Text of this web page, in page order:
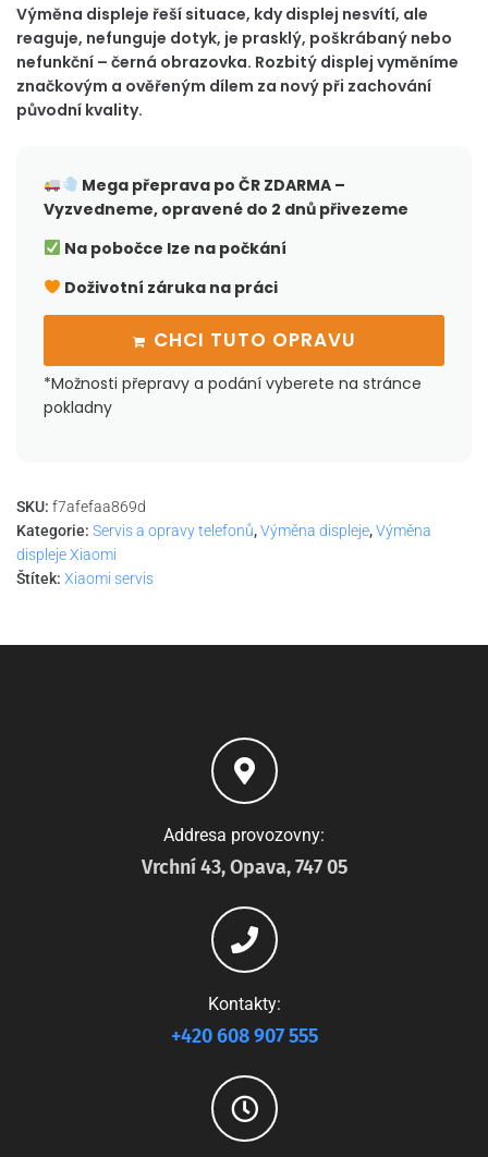
Výměna displeje řeší situace, kdy displej nesvítí, ale
reaguje, nefunguje dotyk, je prasklý, poškrábaný nebo
nefunkční – černá obrazovka. Rozbitý displej vyměníme
značkovým a ověřeným dílem za nový při zachování
původní kvality.
Mega přeprava po ČRZDARMA –
Vyzvedneme, opravené do 2 dnů přivezeme
Na pobočce lze na počkání
Doživotní záruka na práci
CHCI TUTO OPRAVU
*Možnosti přepravy a podání vyberete na stránce
pokladny
SKU: f7afefaa869d
Kategorie: Servis a opravy telefonů,Výměna displeje,Výměna
displeje Xiaomi
Štítek: Xiaomi servis
Addresa provozovny:
Vrchní 43, Opava, 747 05
Kontakty:
+420 608 907 555